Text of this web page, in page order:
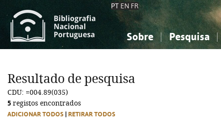
PT EN FR
Sobre Pesquisa
Ciências sociais...
Ciências sociais...
Resultado de pesquisa
CDU: =004.89(035)
5 registos encontrados
ADICIONAR TODOS RETIRAR TODOS